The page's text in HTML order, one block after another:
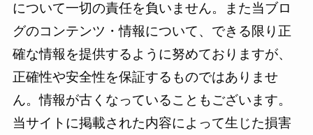
について一切の責任を負いません。また当ブロ
グのコンテンツ・情報について、できる限り正
確な情報を提供するように努めておりますが、
正確性や安全性を保証するものではありませ
ん。情報が古くなっていることもございます。
当サイトに掲載された内容によって生じた損害